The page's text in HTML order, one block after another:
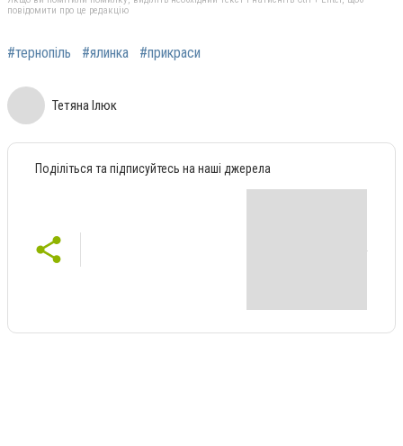
повідомити про це редакцію
#тернопіль #ялинка #прикраси
Тетяна Ілюк
Поділіться та підписуйтесь на наші джерела